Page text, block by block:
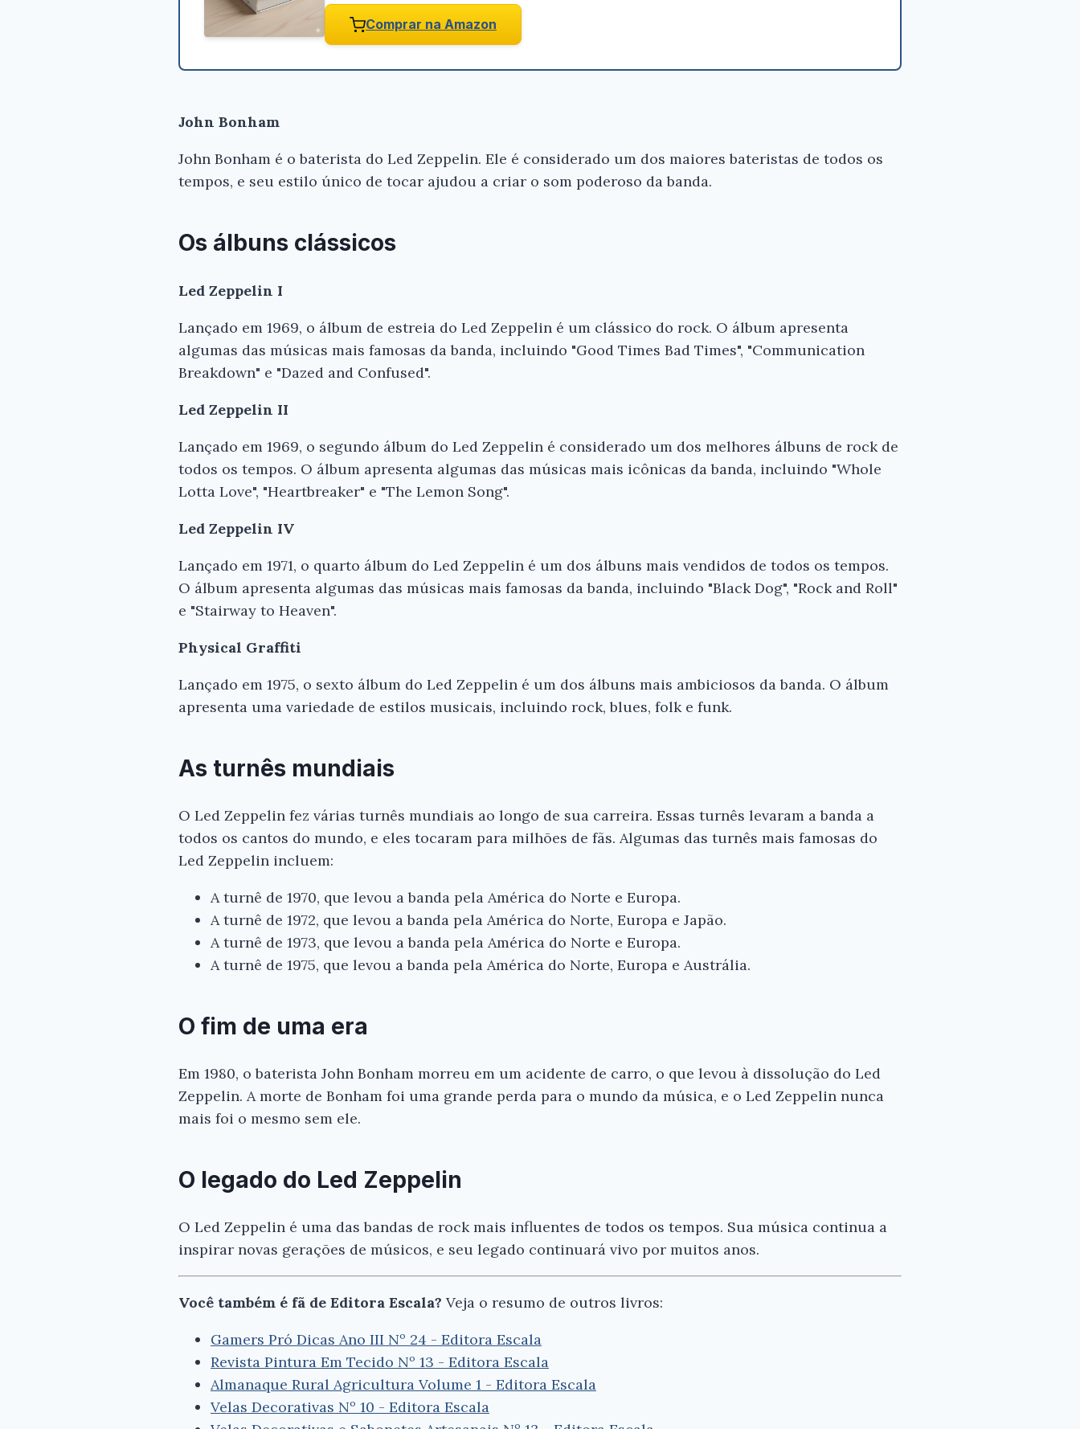
Comprar na Amazon
John Bonham
John Bonham é o baterista do Led Zeppelin. Ele é considerado um dos maiores bateristas de todos os
tempos, e seu estilo único de tocar ajudou a criar o som poderoso da banda.
Os álbuns clássicos
Led Zeppelin I
Lançado em 1969, o álbum de estreia do Led Zeppelin é um clássico do rock. O álbum apresenta
algumas das músicas mais famosas da banda, incluindo "Good Times Bad Times", "Communication
Breakdown" e "Dazed and Confused".
Led Zeppelin II
Lançado em 1969, o segundo álbum do Led Zeppelin é considerado um dos melhores álbuns de rock de
todos os tempos. O álbum apresenta algumas das músicas mais icônicas da banda, incluindo "Whole
Lotta Love", "Heartbreaker" e "The Lemon Song".
Led Zeppelin IV
Lançado em 1971, o quarto álbum do Led Zeppelin é um dos álbuns mais vendidos de todos os tempos.
O álbum apresenta algumas das músicas mais famosas da banda, incluindo "Black Dog", "Rock and Roll"
e "Stairway to Heaven".
Physical Graffiti
Lançado em 1975, o sexto álbum do Led Zeppelin é um dos álbuns mais ambiciosos da banda. O álbum
apresenta uma variedade de estilos musicais, incluindo rock, blues, folk e funk.
As turnês mundiais
O Led Zeppelin fez várias turnês mundiais ao longo de sua carreira. Essas turnês levaram a banda a
todos os cantos do mundo, e eles tocaram para milhões de fãs. Algumas das turnês mais famosas do
Led Zeppelin incluem:
A turnê de 1970, que levou a banda pela América do Norte e Europa.
A turnê de 1972, que levou a banda pela América do Norte, Europa e Japão.
A turnê de 1973, que levou a banda pela América do Norte e Europa.
A turnê de 1975, que levou a banda pela América do Norte, Europa e Austrália.
O fim de uma era
Em 1980, o baterista John Bonham morreu em um acidente de carro, o que levou à dissolução do Led
Zeppelin. A morte de Bonham foi uma grande perda para o mundo da música, e o Led Zeppelin nunca
mais foi o mesmo sem ele.
O legado do Led Zeppelin
O Led Zeppelin é uma das bandas de rock mais influentes de todos os tempos. Sua música continua a
inspirar novas gerações de músicos, e seu legado continuará vivo por muitos anos.
Você também é fã de Editora Escala? Veja o resumo de outros livros:
Gamers Pró Dicas Ano III Nº 24 - Editora Escala
Revista Pintura Em Tecido Nº 13 - Editora Escala
Almanaque Rural Agricultura Volume 1 - Editora Escala
Velas Decorativas Nº 10 - Editora Escala
Gostou do resumo? Nós criamos resumos para
Conferir na Amazon